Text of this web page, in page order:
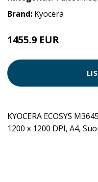
Brand: Kyocera
1455.9 EUR
KYOCERA ECOSYS
1200 x 1200 DPI, A4,